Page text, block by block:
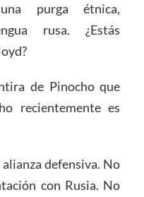
purga étnica,
rusa. ¿Estás
de Pinocho que
recientemente es
alianza defensiva. No
con Rusia. No